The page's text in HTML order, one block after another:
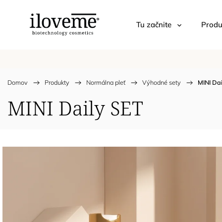
Tu začnite
Domov / Produkty / Normálna pleť / Výhodné sety / MINI
MINI Daily SET